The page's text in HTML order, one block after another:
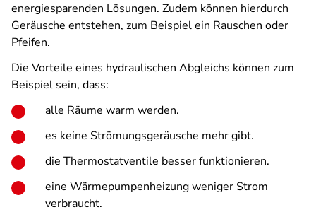
energiesparenden Lösungen. Zudem können hierdurch
Geräusche entstehen, zum Beispiel ein Rauschen oder
Pfeifen.
Die Vorteile eines hydraulischen Abgleichs können zum
Beispiel sein, dass:
alle Räume warm werden.
es keine Strömungsgeräusche mehr gibt.
die Thermostatventile besser funktionieren.
eine Wärmepumpenheizung weniger Strom
verbraucht.